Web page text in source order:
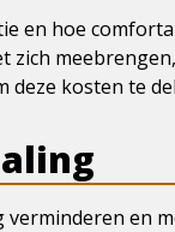
en hoe
zich
kosten te
verminderen en